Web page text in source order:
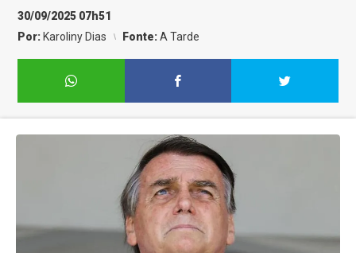
30/09/2025 07h51
Por: Karoliny Dias Fonte:A Tarde